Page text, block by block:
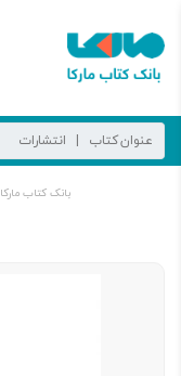
بانک کتاب مارکا